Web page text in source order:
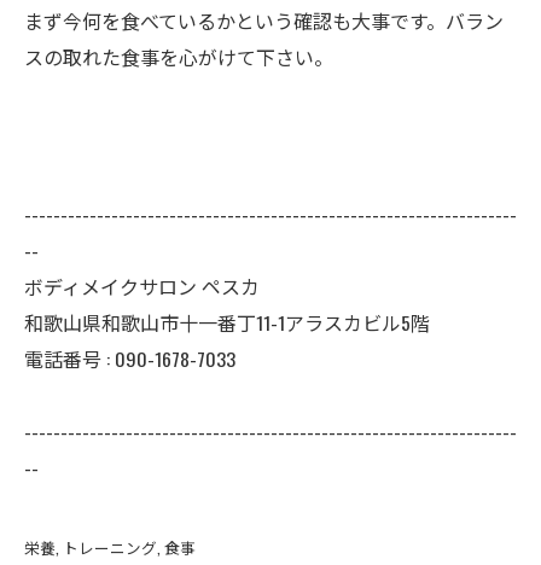
まず今何を食べているかという確認も大事です。バラン
スの取れた食事を心がけて下さい。
--------------------------------------------------------------------
--
ボディメイクサロン ペスカ
和歌山県和歌山市十一番丁11-1アラスカビル5階
電話番号 : 090-1678-7033
--------------------------------------------------------------------
--
栄養 トレーニング 食事